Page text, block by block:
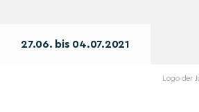
27.06. bis 04.07.2021
Logo der